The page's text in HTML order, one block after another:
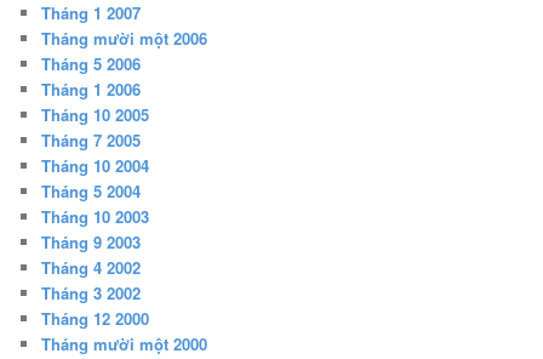
Tháng 1 2007
Tháng mười một 2006
Tháng 5 2006
Tháng 1 2006
Tháng 10 2005
Tháng 7 2005
Tháng 10 2004
Tháng 5 2004
Tháng 10 2003
Tháng 9 2003
Tháng 4 2002
Tháng 3 2002
Tháng 12 2000
Tháng mười một 2000